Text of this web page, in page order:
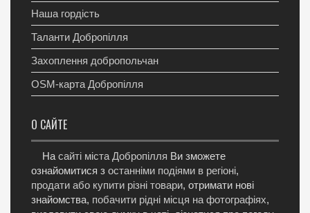
Наша гордість
Таланти Добропілля
Захоплення добропольчан
OSM-карта Добропілля
О САЙТЕ
На сайті міста Добропілля Ви зможете
ознайомитися з останніми подіями в регіоні,
продати або купити різні товари, отримати нові
знайомства, побачити рідні місця на фотографіях,